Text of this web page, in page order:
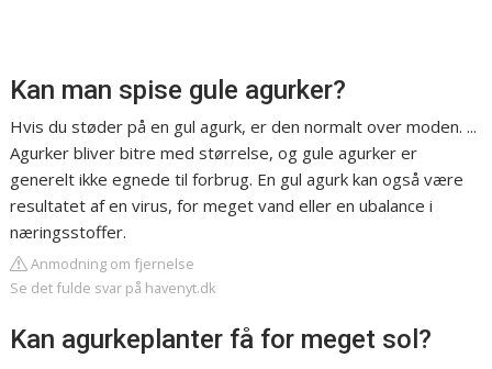
Kan man spise gule agurker?
Hvis du støder på en gul agurk, er den normalt over moden. ...
Agurker bliver bitre med størrelse, og gule agurker er
generelt ikke egnede til forbrug. En gul agurk kan også være
resultatet af en virus, for meget vand eller en ubalance i
næringsstoffer.
Anmodning om fjernelse
Se det fulde svar på havenyt.dk
Kan agurkeplanter få for meget sol?